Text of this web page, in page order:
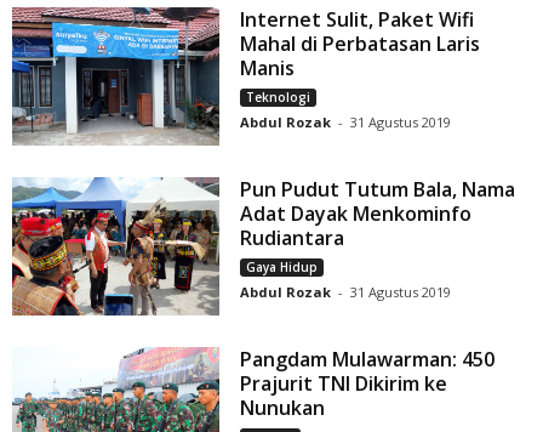
Internet Sulit, Paket Wifi
Mahal di Perbatasan Laris
Manis
Teknologi
Abdul Rozak - 31 Agustus 2019
Pun Pudut Tutum Bala, Nama
Adat Dayak Menkominfo
Rudiantara
Gaya Hidup
Abdul Rozak - 31 Agustus 2019
Pangdam Mulawarman: 450
Prajurit TNI Dikirim ke
Nunukan